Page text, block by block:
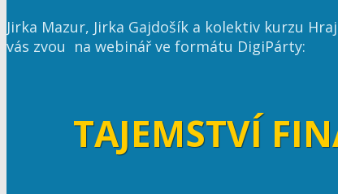
Jirka Mazur, Jirka Gajdošík a kolektiv kurzu
vás zvou na webinář ve formátu DigiPárty:
TAJEMSTVÍ